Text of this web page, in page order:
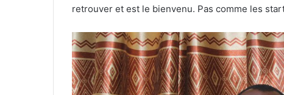
retrouver et est le bienvenu. Pas comme les